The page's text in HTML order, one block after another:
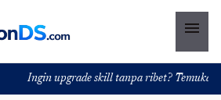
menu
Ingin upgrade skill tanpa ribet? Temukan